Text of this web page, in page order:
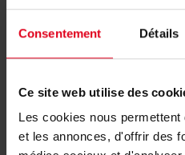
Consentement Détails
Ce site web utilise des
Les cookies nous
et les annonces, d'offrir des